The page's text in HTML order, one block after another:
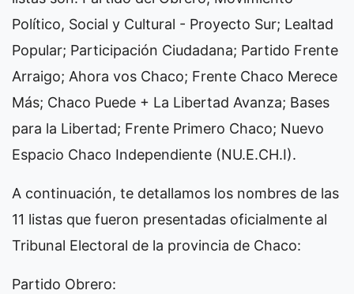
Político, Social y Cultural - Proyecto Sur; Lealtad
Popular; Participación Ciudadana; Partido Frente
Arraigo; Ahora vos Chaco; Frente Chaco Merece
Más; Chaco Puede + La Libertad Avanza; Bases
para la Libertad; Frente Primero Chaco; Nuevo
Espacio Chaco Independiente (NU.E.CH.I).
A continuación, te detallamos los nombres de las
11 listas que fueron presentadas oficialmente al
Tribunal Electoral de la provincia de Chaco:
Partido Obrero: